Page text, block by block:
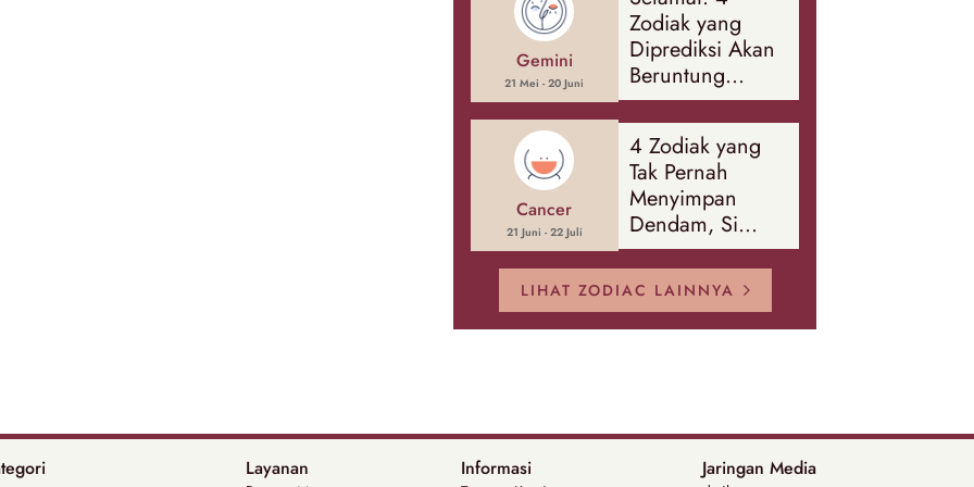
Gemini
21 Mei - 20 Juni
Zodiak yang
Diprediksi Akan
Beruntung
Sepanjang
Agustus 2026
Cancer
21 Juni - 22 Juli
4 Zodiak yang
Tak Pernah
Menyimpan
Dendam, Si
Paling Mudah
Memaafkan!
LIHAT ZODIAC LAINNYA
Layanan Informasi Jaringan Media